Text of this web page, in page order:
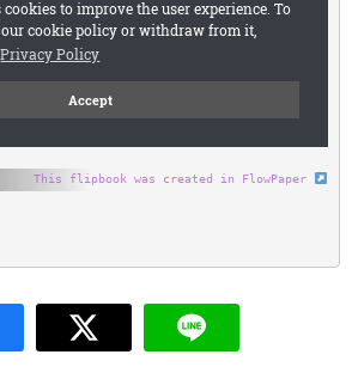
This flipbook was created in FlowPaper